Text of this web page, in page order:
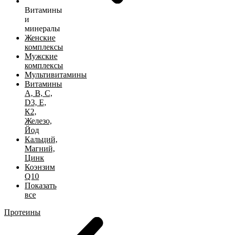
Витамины
и
минералы
Женские
комплексы
Мужские
комплексы
Мультивитамины
Витамины
А, B, C,
D3, Е,
К2,
Железо,
Йод
Кальций,
Магний,
Цинк
Коэнзим
Q10
Показать
все
Протеины